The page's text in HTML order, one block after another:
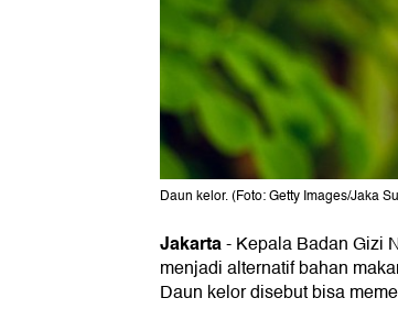
Daun kelor. (Foto: Getty Images/Jaka
Jakarta-Kepala Badan Gizi
menjadi alternatif bahan
Daun kelor disebut bisa